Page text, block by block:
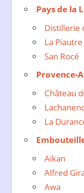
Pays de la
Distillerie
La Piautre
San Rocé
Provence-
Château
La
Aikan
Alfred
Awa